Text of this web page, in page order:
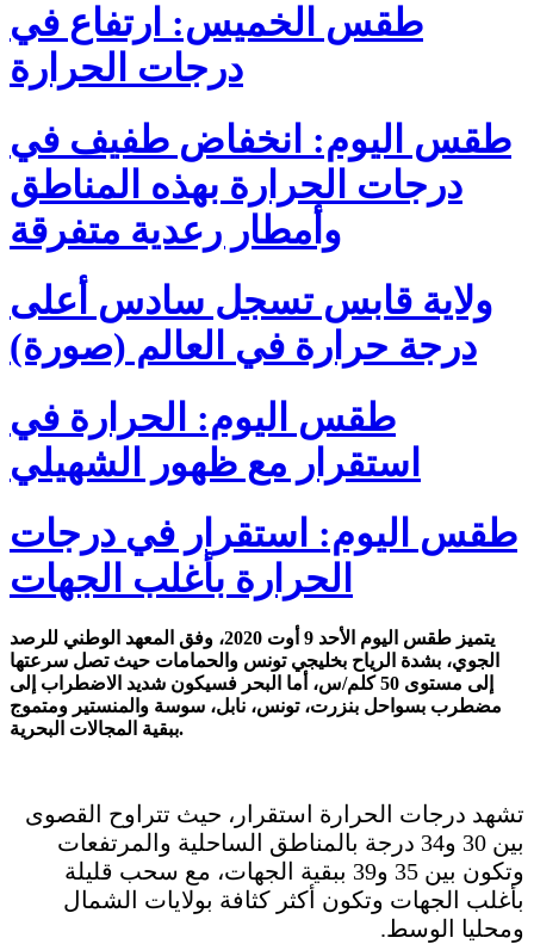
طقس الخميس: ارتفاع في
درجات الحرارة
طقس اليوم: انخفاض طفيف في
درجات الحرارة بهذه المناطق
وأمطار رعدية متفرقة
ولاية قابس تسجل سادس أعلى
درجة حرارة في العالم (صورة)
طقس اليوم: الحرارة في
استقرار مع ظهور الشهيلي
طقس اليوم: استقرار في درجات
الحرارة بأغلب الجهات
يتميز طقس اليوم الأحد 9 أوت 2020، وفق المعهد الوطني للرصد
الجوي، بشدة الرياح بخليجي تونس والحمامات حيث تصل سرعتها
إلى مستوى 50 كلم/س، أما البحر فسيكون شديد الاضطراب إلى
مضطرب بسواحل بنزرت، تونس، نابل، سوسة والمنستير ومتموج
ببقية المجالات البحرية.
تشهد درجات الحرارة استقرار، حيث تتراوح القصوى
بين 30 و34 درجة بالمناطق الساحلية والمرتفعات
وتكون بين 35 و39 ببقية الجهات، مع سحب قليلة
بأغلب الجهات وتكون أكثر كثافة بولايات الشمال
ومحليا الوسط.